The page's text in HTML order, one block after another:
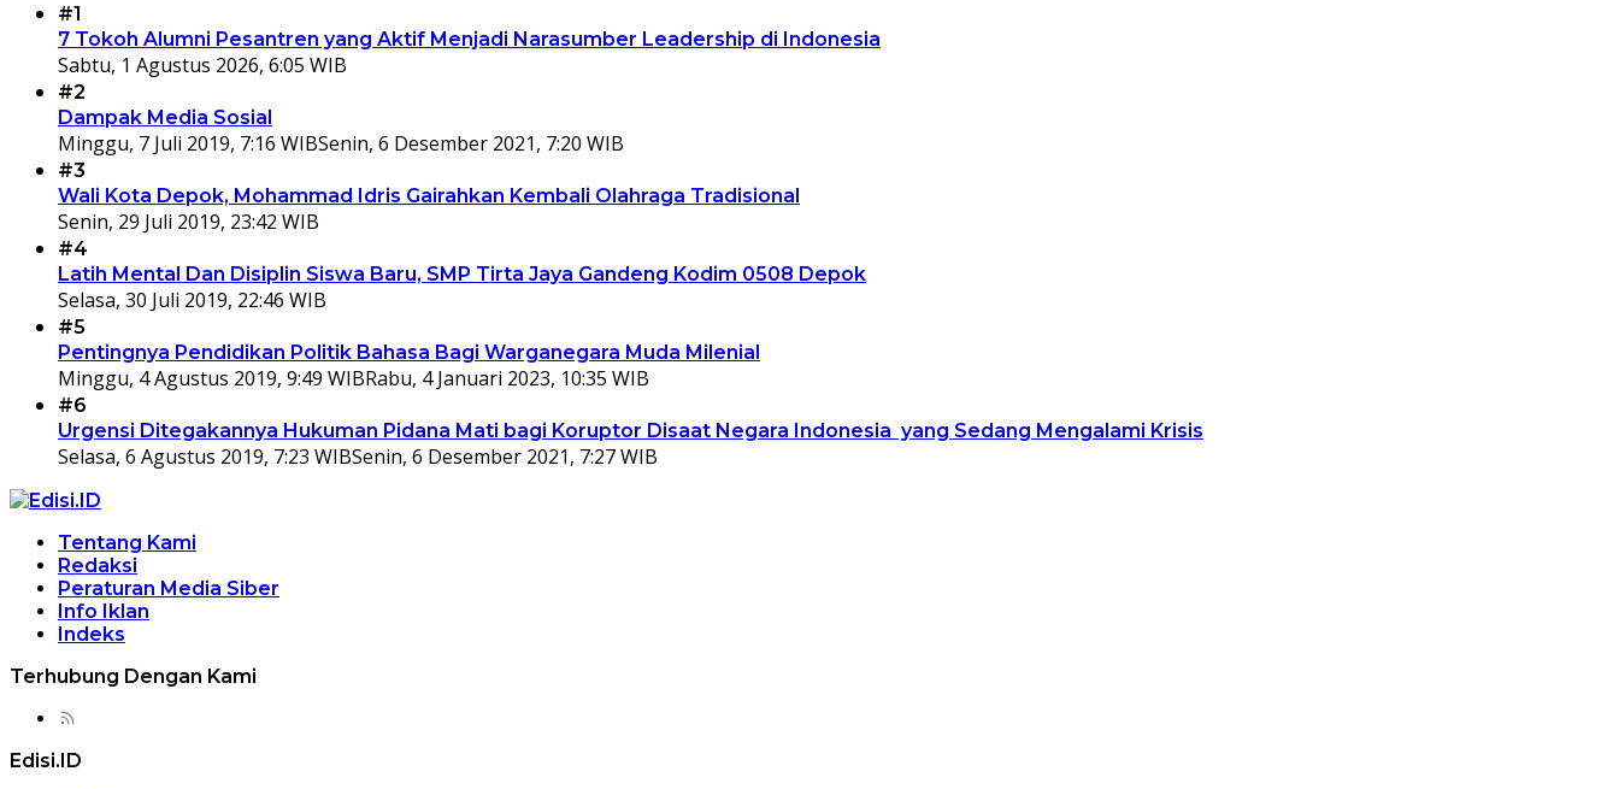
#1
7 Tokoh Alumni Pesantren yang Aktif Menjadi Narasumber Leadership di Indonesia
Sabtu, 1 Agustus 2026, 6:05 WIB
#2
Dampak Media Sosial
Minggu, 7 Juli 2019, 7:16 WIBSenin, 6 Desember 2021, 7:20 WIB
#3
Wali Kota Depok, Mohammad Idris Gairahkan Kembali Olahraga Tradisional
Senin, 29 Juli 2019, 23:42 WIB
#4
Latih Mental Dan Disiplin Siswa Baru, SMP Tirta Jaya Gandeng Kodim 0508 Depok
Selasa, 30 Juli 2019, 22:46 WIB
#5
Pentingnya Pendidikan Politik Bahasa Bagi Warganegara Muda Milenial
Minggu, 4 Agustus 2019, 9:49 WIBRabu, 4 Januari 2023, 10:35 WIB
#6
Urgensi Ditegakannya Hukuman Pidana Mati bagi Koruptor Disaat Negara Indonesia yang Sedang Mengalami Krisis
Selasa, 6 Agustus 2019, 7:23 WIBSenin, 6 Desember 2021, 7:27 WIB
Tentang Kami
Redaksi
Peraturan Media Siber
Info Iklan
Indeks
Terhubung Dengan Kami
Edisi.ID